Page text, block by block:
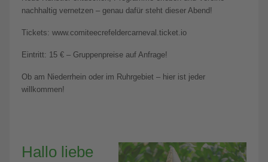
nachhaltig vernetzen – genau dafür steht dieser Abend!
Tickets: www.comiteecrefeldercarneval.ticket.io
Eintritt: 15 € – Gruppenpreise auf Anfrage!
Ob am Niederrhein oder im Ruhrgebiet – hier ist jeder
willkommen!
Hallo liebe